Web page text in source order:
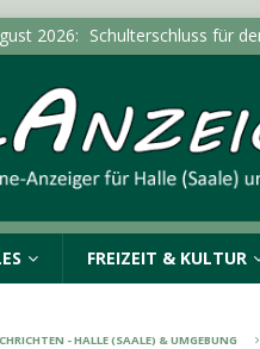
2026: Schulterschluss für
& UMGEBUNG
2026: Stadt erweitert
LOKALE
2026: Polizeimeldungen
FREIZEIT & KULTUR
- HALLE (SAALE) & UMGEBUNG